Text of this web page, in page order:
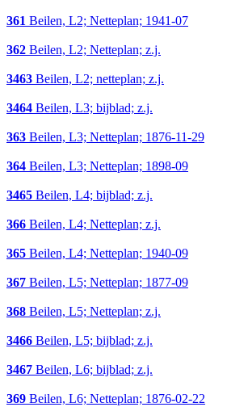
361 Beilen, L2; Netteplan; 1941-07
362 Beilen, L2; Netteplan; z.j.
3463 Beilen, L2; netteplan; z.j.
3464 Beilen, L3; bijblad; z.j.
363 Beilen, L3; Netteplan; 1876-11-29
364 Beilen, L3; Netteplan; 1898-09
3465 Beilen, L4; bijblad; z.j.
366 Beilen, L4; Netteplan; z.j.
365 Beilen, L4; Netteplan; 1940-09
367 Beilen, L5; Netteplan; 1877-09
368 Beilen, L5; Netteplan; z.j.
3466 Beilen, L5; bijblad; z.j.
3467 Beilen, L6; bijblad; z.j.
369 Beilen, L6; Netteplan; 1876-02-22